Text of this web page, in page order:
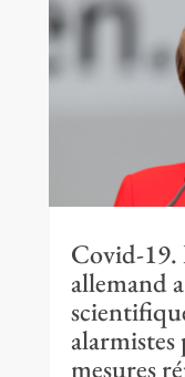
Covid-19.
allemand
mesures